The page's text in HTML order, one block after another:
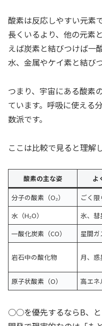
酸素は反応しやすい元素
長くいるより、他の元素
えば炭素と結びつけば一
水、金属やケイ素と結び
つまり、宇宙にある酸素
ています。呼吸に使える
数派です。
ここは比較で見ると理解
酸素の主な姿 よ
分子の酸素（O₂）
ごく
水（H₂O）
氷、彗
一酸化炭素（CO）
星間ガ
岩石中の酸化物 月、
原子状酸素（O）
高エ
○○を優先するならB、と